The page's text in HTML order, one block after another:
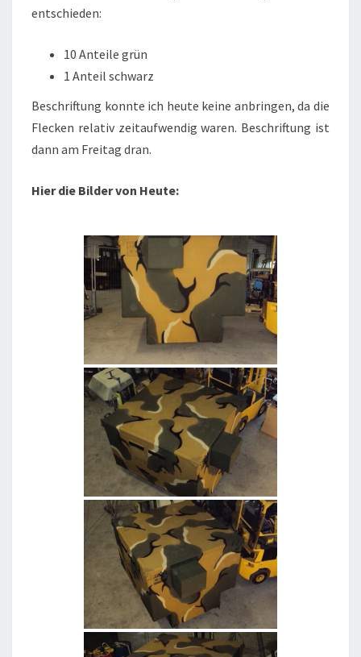
entschieden:
10 Anteile grün
1 Anteil schwarz
Beschriftung konnte ich heute keine anbringen, da die
Flecken relativ zeitaufwendig waren. Beschriftung ist
dann am Freitag dran.
Hier die Bilder von Heute: